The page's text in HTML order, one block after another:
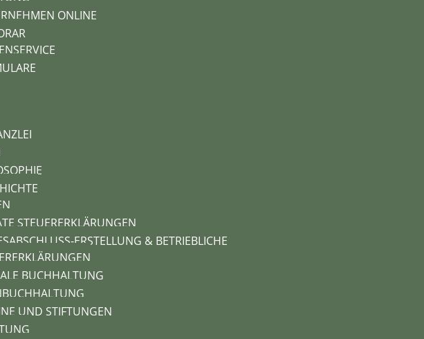
ONLINE
STEUERERKLÄRUNGEN
ERSTELLUNG & BETRIEBLICHE
BUCHHALTUNG
UND STIFTUNGEN